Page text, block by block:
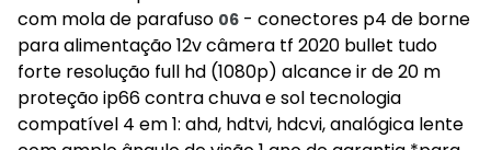
com mola de parafuso 06 - conectores p4 de borne
para alimentação 12v câmera tf 2020 bullet tudo
forte resolução full hd (1080p) alcance ir de 20 m
proteção ip66 contra chuva e sol tecnologia
compatível 4 em 1: ahd, hdtvi, hdcvi, analógica lente